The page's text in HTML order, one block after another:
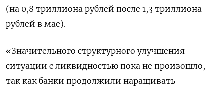
(на 0,8 триллиона рублей после 1,3 триллиона
рублей в мае).
«Значительного структурного улучшения
ситуации с ликвидностью пока не произошло,
так как банки продолжили наращивать